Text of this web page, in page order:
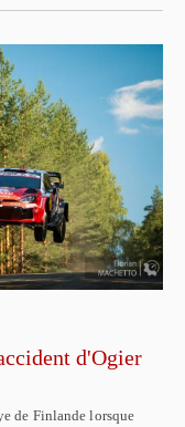
d'Ogier
de Finlande lorsque